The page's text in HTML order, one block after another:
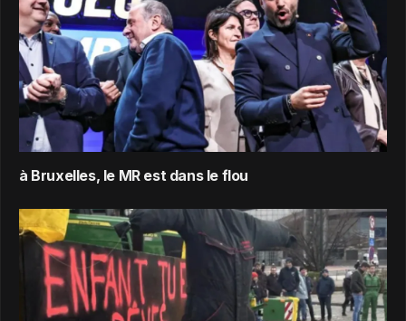
à Bruxelles, le MR est dans le flou